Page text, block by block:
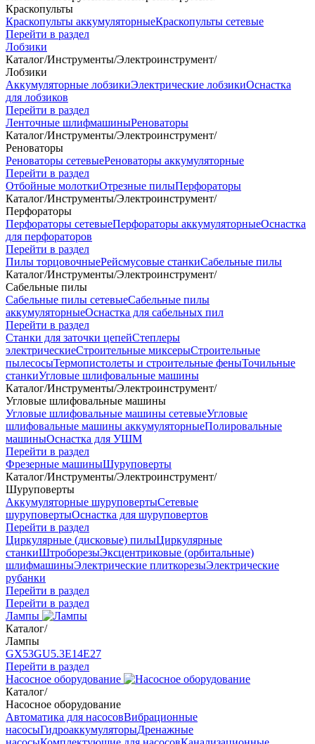
Краскопульты
Краскопульты аккумуляторныеКраскопульты сетевые
Перейти в раздел
Лобзики
Каталог/Инструменты/Электроинструмент/
Лобзики
Аккумуляторные лобзикиЭлектрические лобзикиОснастка
для лобзиков
Перейти в раздел
Ленточные шлифмашиныРеноваторы
Каталог/Инструменты/Электроинструмент/
Реноваторы
Реноваторы сетевыеРеноваторы аккумуляторные
Перейти в раздел
Отбойные молоткиОтрезные пилыПерфораторы
Каталог/Инструменты/Электроинструмент/
Перфораторы
Перфораторы сетевыеПерфораторы аккумуляторныеОснастка
для перфораторов
Перейти в раздел
Пилы торцовочныеРейсмусовые станкиСабельные пилы
Каталог/Инструменты/Электроинструмент/
Сабельные пилы
Сабельные пилы сетевыеСабельные пилы
аккумуляторныеОснастка для сабельных пил
Перейти в раздел
Станки для заточки цепейСтеплеры
электрическиеСтроительные миксерыСтроительные
пылесосыТермопистолеты и строительные феныТочильные
станкиУгловые шлифовальные машины
Каталог/Инструменты/Электроинструмент/
Угловые шлифовальные машины
Угловые шлифовальные машины сетевыеУгловые
шлифовальные машины аккумуляторныеПолировальные
машиныОснастка для УШМ
Перейти в раздел
Фрезерные машиныШуруповерты
Каталог/Инструменты/Электроинструмент/
Шуруповерты
Аккумуляторные шуруповертыСетевые
шуруповертыОснастка для шуруповертов
Перейти в раздел
Циркулярные (дисковые) пилыЦиркулярные
станкиШтроборезыЭксцентриковые (орбитальные)
шлифмашиныЭлектрические плиткорезыЭлектрические
рубанки
Перейти в раздел
Перейти в раздел
Лампы
Каталог/
Лампы
GX53GU5.3Е14Е27
Перейти в раздел
Насосное оборудование
Каталог/
Насосное оборудование
Автоматика для насосовВибрационные
насосыГидроаккумуляторыДренажные